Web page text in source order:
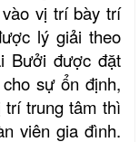
vị trí bày trí
lý giải theo
Bưởi được đặt
sự ổn định,
trí trung tâm thì
viên gia đình.